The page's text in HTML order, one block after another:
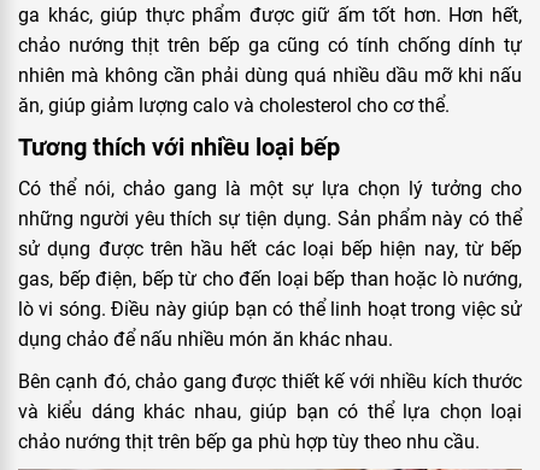
ga khác, giúp thực phẩm được giữ ấm tốt hơn. Hơn hết,
chảo nướng thịt trên bếp ga cũng có tính chống dính tự
nhiên mà không cần phải dùng quá nhiều dầu mỡ khi nấu
ăn, giúp giảm lượng calo và cholesterol cho cơ thể.
Tương thích với nhiều loại bếp
Có thể nói, chảo gang là một sự lựa chọn lý tưởng cho
những người yêu thích sự tiện dụng. Sản phẩm này có thể
sử dụng được trên hầu hết các loại bếp hiện nay, từ bếp
gas, bếp điện, bếp từ cho đến loại bếp than hoặc lò nướng,
lò vi sóng. Điều này giúp bạn có thể linh hoạt trong việc sử
dụng chảo để nấu nhiều món ăn khác nhau.
Bên cạnh đó, chảo gang được thiết kế với nhiều kích thước
và kiểu dáng khác nhau, giúp bạn có thể lựa chọn loại
chảo nướng thịt trên bếp ga phù hợp tùy theo nhu cầu.